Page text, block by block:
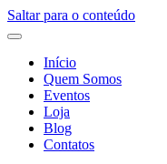
Saltar para o conteúdo
Início
Quem Somos
Eventos
Loja
Blog
Contatos